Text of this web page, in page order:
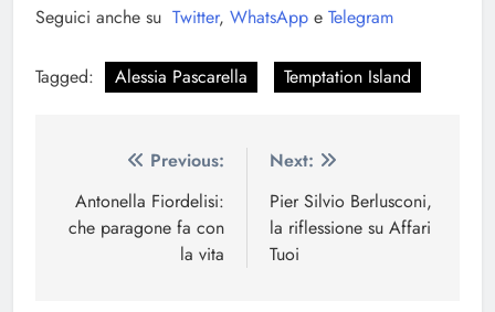
Seguici anche su Twitter, WhatsApp e Telegram
Tagged: Alessia Pascarella Temptation Island
Navigazione
articoli
Previous:
Antonella Fiordelisi:
che paragone fa con
la vita
Next:
Pier Silvio Berlusconi,
la riflessione su Affari
Tuoi